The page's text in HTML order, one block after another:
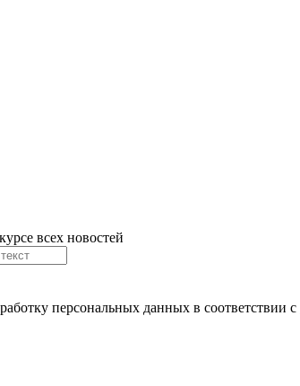
всех новостей
персональных данных в соответствии с